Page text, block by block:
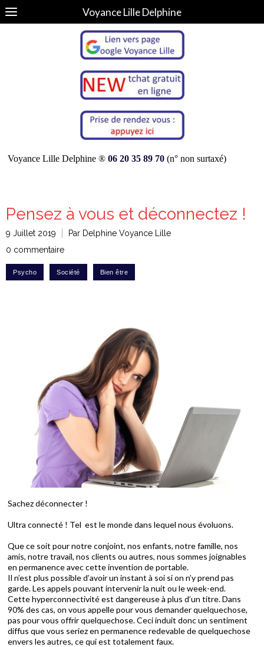
Voyance Lille Delphine
Voyance Lille Delphine ® 06 20 35 89 70 (n° non surtaxé)
Pensez à vous et déconnectez !
9 Juillet 2019
Par Delphine Voyance Lille
0 commentaire
Sachez déconnecter !
Ultra connecté ! Tel est le monde dans lequel nous évoluons.
Que ce soit pour notre conjoint, nos enfants, notre famille, nos
amis, notre travail, nos clients ou autres, nous sommes joignables
en permanence avec cette invention de portable.
Il n’est plus possible d’avoir un instant à soi si on n’y prend pas
garde. Les appels pouvant intervenir la nuit ou le week-end.
Cette hyperconnectivité est dangereuse à plus d’un titre. Dans
90% des cas, on vous appelle pour vous demander quelquechose,
pas pour vous offrir quelquechose. Ceci induit donc un sentiment
diffus que vous seriez en permanence redevable de quelquechose
envers les autres, ce qui est totalement faux.